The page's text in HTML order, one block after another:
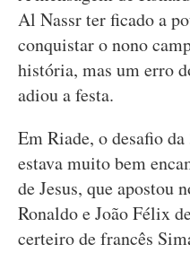
Al Nassr ter ficado a
conquistar o nono
história, mas um erro
adiou a festa.
Em Riade, o desafio
estava muito bem
de Jesus, que apostou
Ronaldo e João Félix
certeiro de francês